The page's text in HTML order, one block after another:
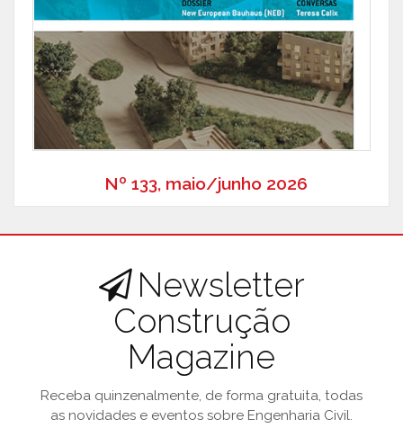
Nº 133, maio/junho 2026
Newsletter
Construção
Magazine
Receba quinzenalmente, de forma gratuita, todas
as novidades e eventos sobre Engenharia Civil.